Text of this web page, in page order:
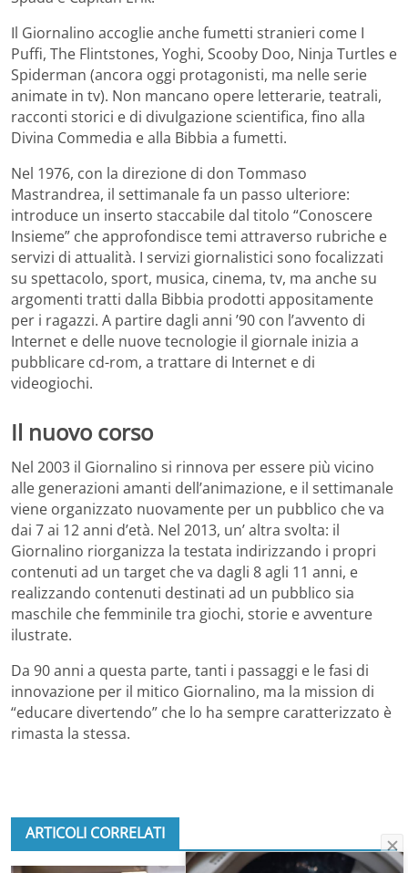
Il Giornalino accoglie anche fumetti stranieri come I
Puffi, The Flintstones, Yoghi, Scooby Doo, Ninja Turtles e
Spiderman (ancora oggi protagonisti, ma nelle serie
animate in tv). Non mancano opere letterarie, teatrali,
racconti storici e di divulgazione scientifica, fino alla
Divina Commedia e alla Bibbia a fumetti.
Nel 1976, con la direzione di don Tommaso
Mastrandrea, il settimanale fa un passo ulteriore:
introduce un inserto staccabile dal titolo “Conoscere
Insieme” che approfondisce temi attraverso rubriche e
servizi di attualità. I servizi giornalistici sono focalizzati
su spettacolo, sport, musica, cinema, tv, ma anche su
argomenti tratti dalla Bibbia prodotti appositamente
per i ragazzi. A partire dagli anni ’90 con l’avvento di
Internet e delle nuove tecnologie il giornale inizia a
pubblicare cd-rom, a trattare di Internet e di
videogiochi.
Il nuovo corso
Nel 2003 il Giornalino si rinnova per essere più vicino
alle generazioni amanti dell’animazione, e il settimanale
viene organizzato nuovamente per un pubblico che va
dai 7 ai 12 anni d’età. Nel 2013, un’ altra svolta: il
Giornalino riorganizza la testata indirizzando i propri
contenuti ad un target che va dagli 8 agli 11 anni, e
realizzando contenuti destinati ad un pubblico sia
maschile che femminile tra giochi, storie e avventure
ilustrate.
Da 90 anni a questa parte, tanti i passaggi e le fasi di
innovazione per il mitico Giornalino, ma la mission di
“educare divertendo” che lo ha sempre caratterizzato è
rimasta la stessa.
ARTICOLI CORRELATI